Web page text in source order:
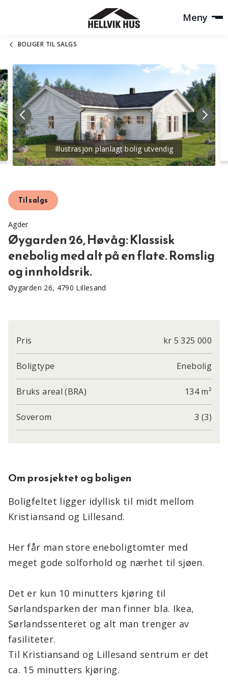
Meny
BOLIGER TIL SALGS
Illustrasjon planlagt bolig utvendig
Til salgs
Agder
Øygarden 26, Høvåg: Klassisk
enebolig med alt på en flate. Romslig
og innholdsrik.
Øygarden 26, 4790 Lillesand
Pris kr 5 325 000
Boligtype Enebolig
Bruks areal (BRA) 134 m²
Soverom 3 (3)
Om prosjektet og boligen
Boligfeltet ligger idyllisk til midt mellom
Kristiansand og Lillesand.
Her får man store eneboligtomter med
meget gode solforhold og nærhet til sjøen.
Det er kun 10 minutters kjøring til
Sørlandsparken der man finner bla. Ikea,
Sørlandssenteret og alt man trenger av
fasiliteter.
Til Kristiansand og Lillesand sentrum er det
ca. 15 minutters kjøring.